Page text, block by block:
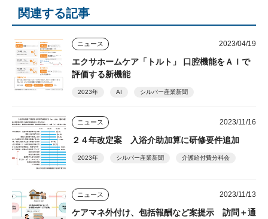
関連する記事
ニュース 2023/04/19
エクサホームケア「トルト」 口腔機能をＡＩで
評価する新機能
2023年 AI シルバー産業新聞
ニュース 2023/11/16
２４年改定案 入浴介助加算に研修要件追加
2023年 シルバー産業新聞 介護給付費分科会
ニュース 2023/11/13
ケアマネ外付け、包括報酬など案提示 訪問＋通